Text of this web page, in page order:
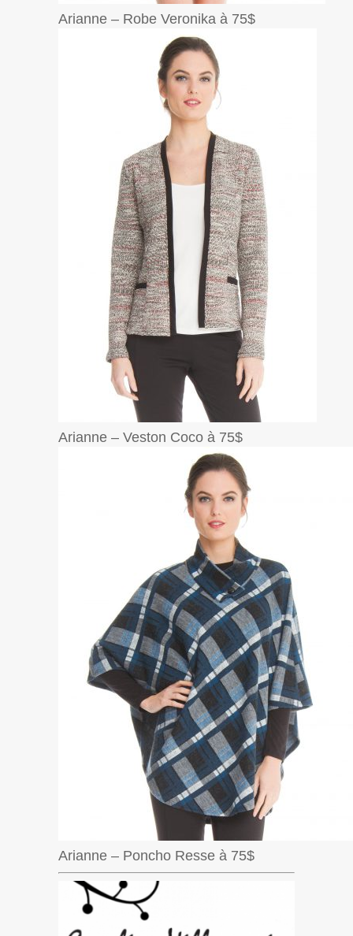
Arianne – Robe Veronika à 75$
Arianne – Veston Coco à 75$
Arianne – Poncho Resse à 75$